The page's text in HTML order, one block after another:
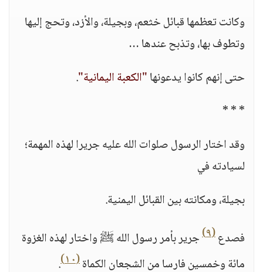
وكانت تعظمها قبائل خثعم، وبجيلة، والأزد، وتحج إليها
وتطوف بها، وتذبح عندها …
حتى إنهم كانوا يدعونها"الكعبة اليمانية".
* * *
وقد اختار الرسول صلوات الله عليه جريرا لهذه المهمة؛
لسيادته في
بجيلة، ومكانته بين القبائل اليمنية.
فصدع(٩)
جرير بأمر رسول الله ﷺ واختار لهذه الغزوة
مائة وخمسين فارسا من الشجعان الكماة(١٠)
.